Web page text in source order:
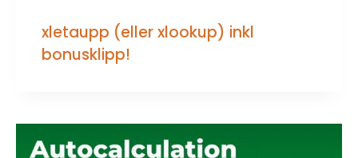
xletaupp (eller xlookup) inkl
bonusklipp!